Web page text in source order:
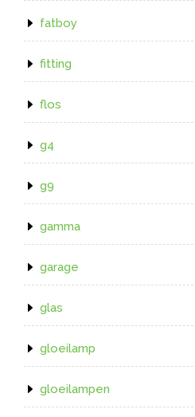
fatboy
fitting
flos
g4
g9
gamma
garage
glas
gloeilamp
gloeilampen